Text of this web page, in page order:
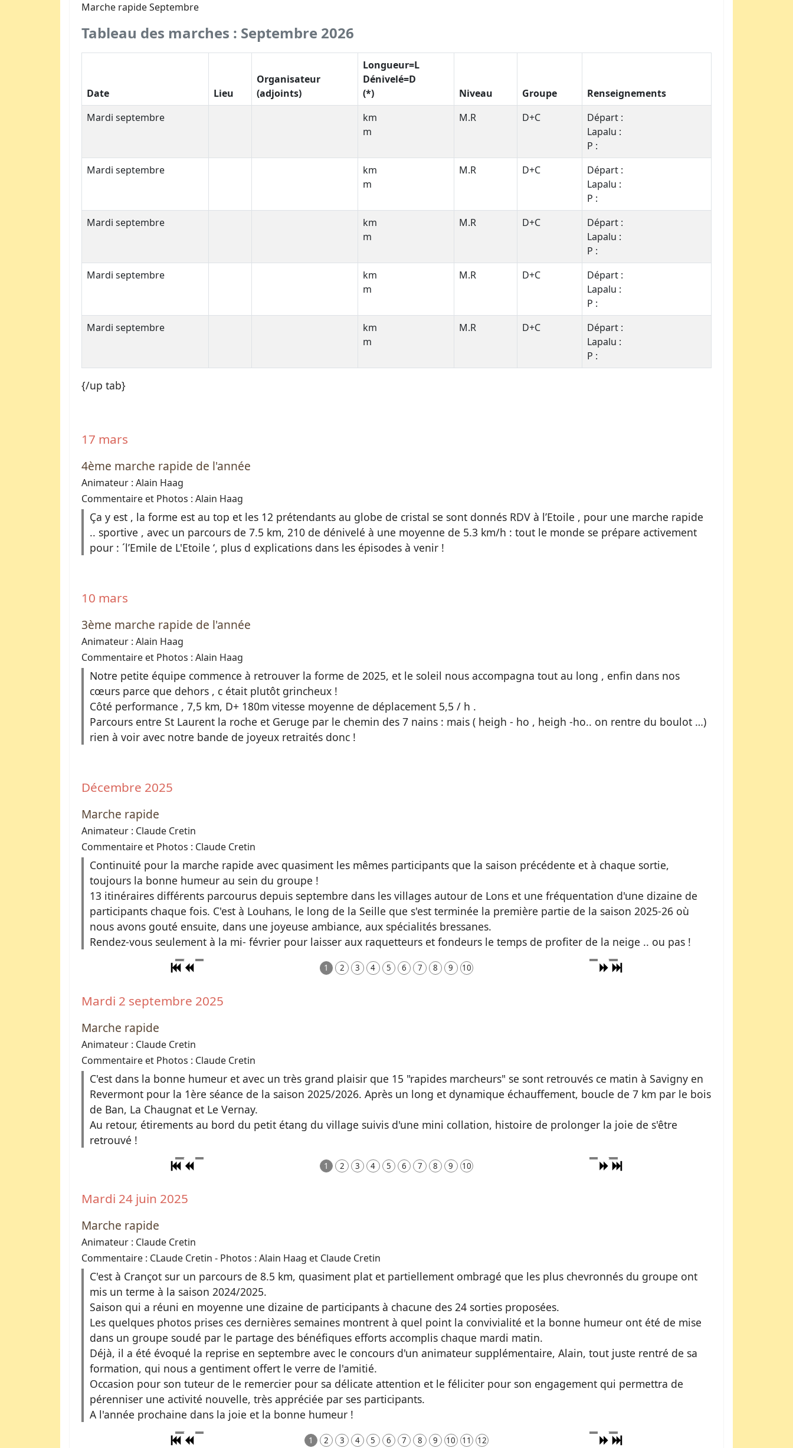
Marche rapide Septembre
Tableau des marches : Septembre 2026
Date Lieu
Organisateur
(adjoints)
Longueur=L
Dénivelé=D
(*)
Niveau Groupe
Renseignements
Mardi septembre
km
m
M.R D+C
Départ :
Lapalu :
P :
Mardi septembre
km
m
M.R D+C
Départ :
Lapalu :
P :
Mardi septembre
km
m
M.R D+C
Départ :
Lapalu :
P :
Mardi septembre
km
m
M.R D+C
Départ :
Lapalu :
P :
Mardi septembre
km
m
M.R D+C
Départ :
Lapalu :
P :
{/up tab}
17 mars
4ème marche rapide de l'année
Animateur : Alain Haag
Commentaire et Photos : Alain Haag
Ça y est , la forme est au top et les 12 prétendants au globe de cristal se sont donnés RDV à l’Etoile , pour une marche rapide
.. sportive , avec un parcours de 7.5 km, 210 de dénivelé à une moyenne de 5.3 km/h : tout le monde se prépare activement
pour : ´l’Emile de L'Etoile ‘, plus d explications dans les épisodes à venir !
10 mars
3ème marche rapide de l'année
Animateur : Alain Haag
Commentaire et Photos : Alain Haag
Notre petite équipe commence à retrouver la forme de 2025, et le soleil nous accompagna tout au long , enfin dans nos
cœurs parce que dehors , c était plutôt grincheux !
Côté performance , 7,5 km, D+ 180m vitesse moyenne de déplacement 5,5 / h .
Parcours entre St Laurent la roche et Geruge par le chemin des 7 nains : mais ( heigh - ho , heigh -ho.. on rentre du boulot …)
rien à voir avec notre bande de joyeux retraités donc !
Décembre 2025
Marche rapide
Animateur : Claude Cretin
Commentaire et Photos : Claude Cretin
Continuité pour la marche rapide avec quasiment les mêmes participants que la saison précédente et à chaque sortie,
toujours la bonne humeur au sein du groupe !
13 itinéraires différents parcourus depuis septembre dans les villages autour de Lons et une fréquentation d'une dizaine de
participants chaque fois. C'est à Louhans, le long de la Seille que s'est terminée la première partie de la saison 2025-26 où
nous avons gouté ensuite, dans une joyeuse ambiance, aux spécialités bressanes.
Rendez-vous seulement à la mi- février pour laisser aux raquetteurs et fondeurs le temps de profiter de la neige .. ou pas !
1 2 3 4 5 6 7 8 9 10
Mardi 2 septembre 2025
Marche rapide
Animateur : Claude Cretin
Commentaire et Photos : Claude Cretin
C'est dans la bonne humeur et avec un très grand plaisir que 15 "rapides marcheurs" se sont retrouvés ce matin à Savigny en
Revermont pour la 1ère séance de la saison 2025/2026. Après un long et dynamique échauffement, boucle de 7 km par le bois
de Ban, La Chaugnat et Le Vernay.
Au retour, étirements au bord du petit étang du village suivis d'une mini collation, histoire de prolonger la joie de s'être
retrouvé !
1 2 3 4 5 6 7 8 9 10
Mardi 24 juin 2025
Marche rapide
Animateur : Claude Cretin
Commentaire : CLaude Cretin - Photos : Alain Haag et Claude Cretin
C'est à Crançot sur un parcours de 8.5 km, quasiment plat et partiellement ombragé que les plus chevronnés du groupe ont
mis un terme à la saison 2024/2025.
Saison qui a réuni en moyenne une dizaine de participants à chacune des 24 sorties proposées.
Les quelques photos prises ces dernières semaines montrent à quel point la convivialité et la bonne humeur ont été de mise
dans un groupe soudé par le partage des bénéfiques efforts accomplis chaque mardi matin.
Déjà, il a été évoqué la reprise en septembre avec le concours d'un animateur supplémentaire, Alain, tout juste rentré de sa
formation, qui nous a gentiment offert le verre de l'amitié.
Occasion pour son tuteur de le remercier pour sa délicate attention et le féliciter pour son engagement qui permettra de
pérenniser une activité nouvelle, très appréciée par ses participants.
A l'année prochaine dans la joie et la bonne humeur !
1 2 3 4 5 6 7 8 9 10 11 12